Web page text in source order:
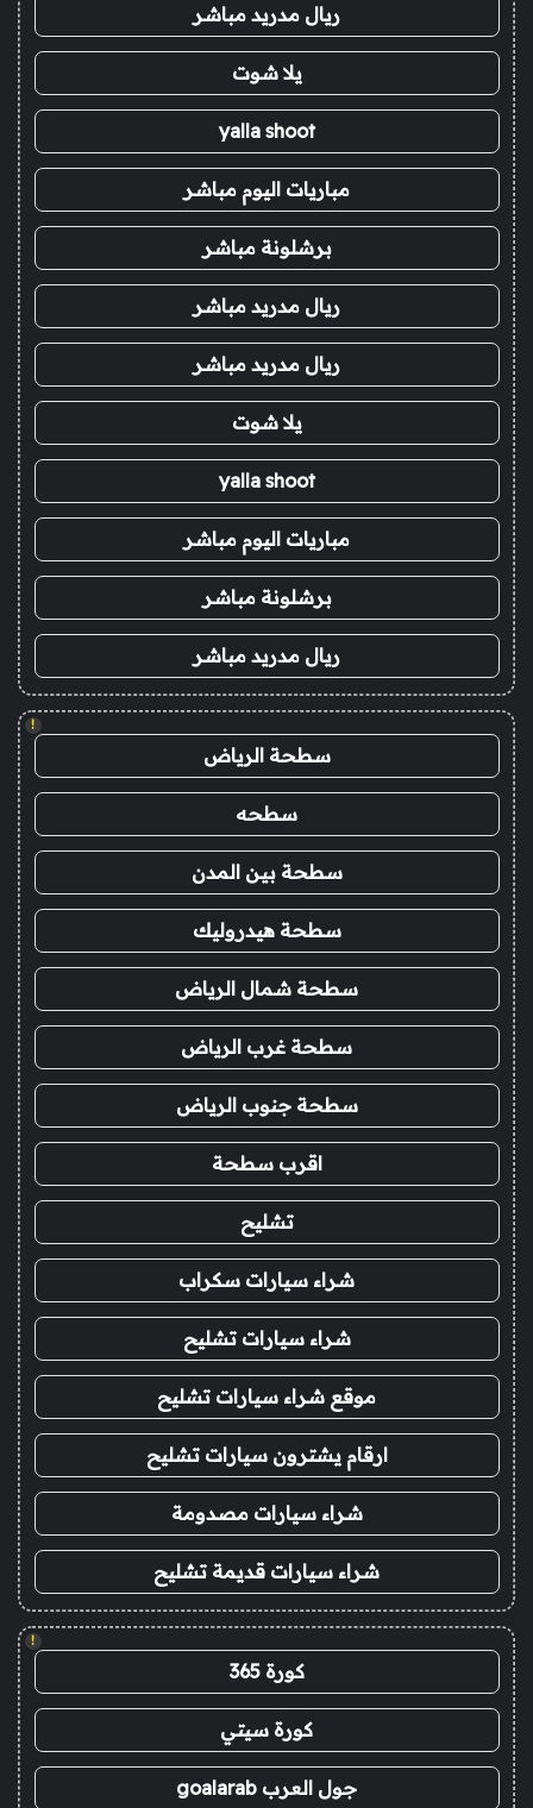
ريال مدريد مباشر
يلا شوت
yalla shoot
مباريات اليوم مباشر
برشلونة مباشر
ريال مدريد مباشر
ريال مدريد مباشر
يلا شوت
yalla shoot
مباريات اليوم مباشر
برشلونة مباشر
ريال مدريد مباشر
!
سطحة الرياض
سطحه
سطحة بين المدن
سطحة هيدروليك
سطحة شمال الرياض
سطحة غرب الرياض
سطحة جنوب الرياض
اقرب سطحة
تشليح
شراء سيارات سكراب
شراء سيارات تشليح
موقع شراء سيارات تشليح
ارقام يشترون سيارات تشليح
شراء سيارات مصدومة
شراء سيارات قديمة تشليح
!
كورة 365
كورة سيتي
جول العرب goalarab